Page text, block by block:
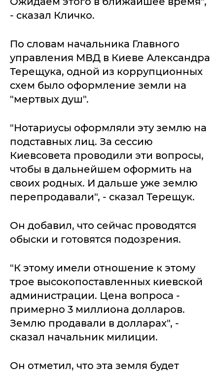
- сказал Кличко.
По словам начальника Главного
управления МВД в Киеве Александра
Терещука, одной из коррупционных
схем было оформление земли на
"мертвых душ".
"Нотариусы оформляли эту землю на
подставных лиц. За сессию
Киевсовета проводили эти вопросы,
чтобы в дальнейшем оформить на
своих родных. И дальше уже землю
перепродавали", - сказал Терещук.
Он добавил, что сейчас проводятся
обыски и готовятся подозрения.
"К этому имели отношение к этому
трое высокопоставленных киевской
администрации. Цена вопроса -
примерно 3 миллиона долларов.
Землю продавали в долларах", -
сказал начальник милиции.
Он отметил, что эта земля будет